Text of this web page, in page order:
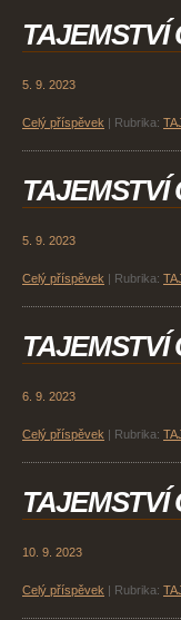
TAJEMSTVÍ
5. 9. 2023
Celý příspěvek Rubrika:
TAJEMSTVÍ
5. 9. 2023
Celý příspěvek Rubrika:
TAJEMSTVÍ
6. 9. 2023
Celý příspěvek Rubrika:
TAJEMSTVÍ
10. 9. 2023
Celý příspěvek Rubrika: